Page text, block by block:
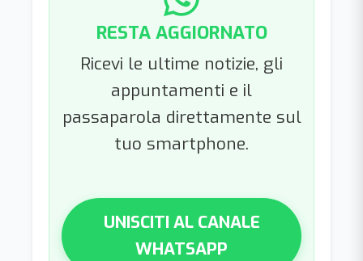
RESTA AGGIORNATO
Ricevi le ultime notizie, gli
appuntamenti e il
passaparola direttamente sul
tuo smartphone.
UNISCITI AL CANALE
WHATSAPP